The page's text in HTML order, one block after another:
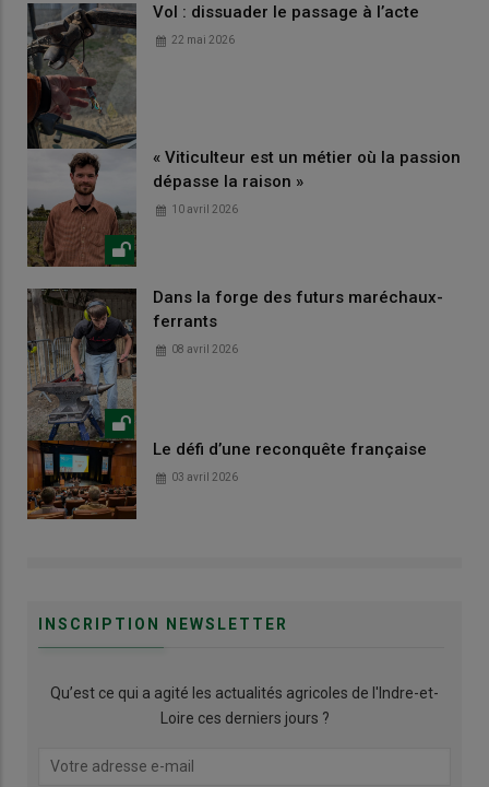
Vol : dissuader le passage à l’acte
22 mai 2026
« Viticulteur est un métier où la passion
dépasse la raison »
10 avril 2026
Dans la forge des futurs maréchaux-
ferrants
08 avril 2026
Le défi d’une reconquête française
03 avril 2026
INSCRIPTION NEWSLETTER
Qu’est ce qui a agité les actualités agricoles de l'Indre-et-
Loire ces derniers jours ?